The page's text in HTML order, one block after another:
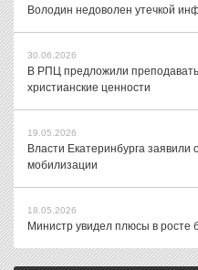
Володин недоволен утечкой
30.06.2026
В РПЦ предложили
христианские ценности
19.05.2026
Власти Екатеринбурга заявили
мобилизации
18.05.2026
Министр увидел плюсы в росте